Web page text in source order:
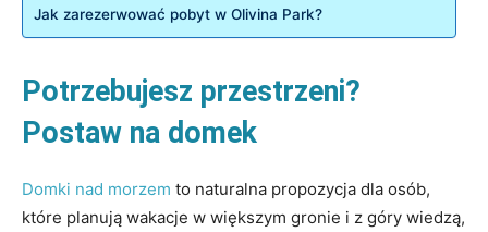
Jak zarezerwować pobyt w Olivina Park?
Potrzebujesz przestrzeni?
Postaw na domek
Domki nad morzem to naturalna propozycja dla osób,
które planują wakacje w większym gronie i z góry wiedzą,